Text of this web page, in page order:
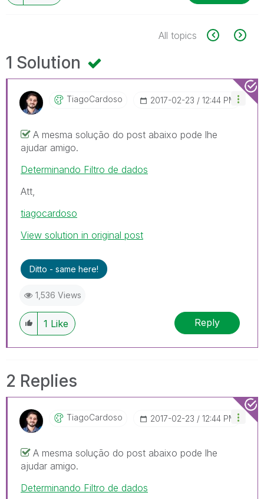
All topics
1 Solution
TiagoCardoso ‎2017-02-23 12:44 PM
A mesma solução do post abaixo pode lhe
ajudar amigo.
Determinando Filtro de dados
Att,
tiagocardoso
View solution in original post
Ditto - same here!
1,536 Views
1 Like Reply
2 Replies
TiagoCardoso ‎2017-02-23 12:44 PM
A mesma solução do post abaixo pode lhe
ajudar amigo.
Determinando Filtro de dados